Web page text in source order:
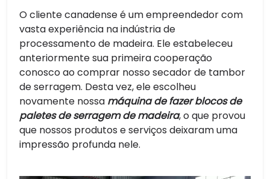
O cliente canadense é um empreendedor com
vasta experiência na indústria de
processamento de madeira. Ele estabeleceu
anteriormente sua primeira cooperação
conosco ao comprar nosso secador de tambor
de serragem. Desta vez, ele escolheu
novamente nossa máquina de fazer blocos de
paletes de serragem de madeira, o que provou
que nossos produtos e serviços deixaram uma
impressão profunda nele.